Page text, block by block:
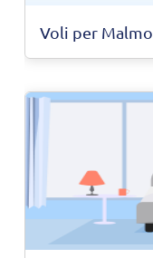
Voli per Malmo